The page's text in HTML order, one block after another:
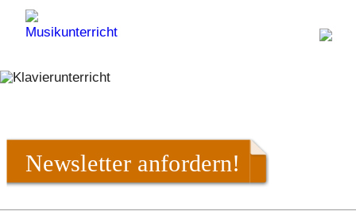
Newsletter anfordern!